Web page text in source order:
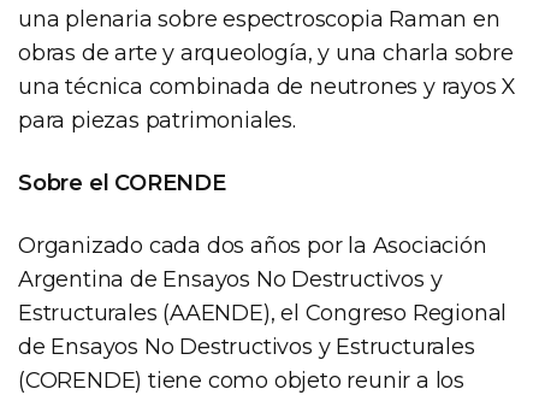
una plenaria sobre espectroscopia Raman en
obras de arte y arqueología, y una charla sobre
una técnica combinada de neutrones y rayos X
para piezas patrimoniales.
Sobre el CORENDE
Organizado cada dos años por la Asociación
Argentina de Ensayos No Destructivos y
Estructurales (AAENDE), el Congreso Regional
de Ensayos No Destructivos y Estructurales
(CORENDE) tiene como objeto reunir a los